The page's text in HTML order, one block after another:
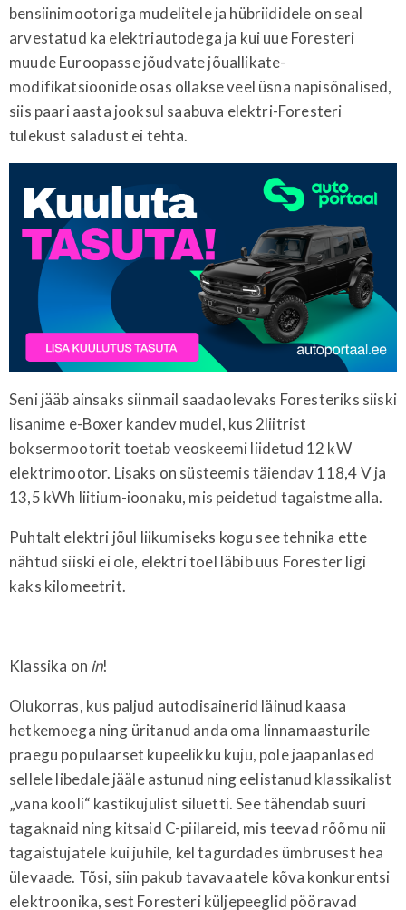
bensiinimootoriga mudelitele ja hübriididele on seal
arvestatud ka elektriautodega ja kui uue Foresteri
muude Euroopasse jõudvate jõuallikate-
modifikatsioonide osas ollakse veel üsna napisõnalised,
siis paari aasta jooksul saabuva elektri-Foresteri
tulekust saladust ei tehta.
Seni jääb ainsaks siinmail saadaolevaks Foresteriks siiski
lisanime e-Boxer kandev mudel, kus 2liitrist
boksermootorit toetab veoskeemi liidetud 12 kW
elektrimootor. Lisaks on süsteemis täiendav 118,4 V ja
13,5 kWh liitium-ioonaku, mis peidetud tagaistme alla.
Puhtalt elektri jõul liikumiseks kogu see tehnika ette
nähtud siiski ei ole, elektri toel läbib uus Forester ligi
kaks kilomeetrit.
Klassika on in!
Olukorras, kus paljud autodisainerid läinud kaasa
hetkemoega ning üritanud anda oma linnamaasturile
praegu populaarset kupeelikku kuju, pole jaapanlased
sellele libedale jääle astunud ning eelistanud klassikalist
„vana kooli“ kastikujulist siluetti. See tähendab suuri
tagaknaid ning kitsaid C-piilareid, mis teevad rõõmu nii
tagaistujatele kui juhile, kel tagurdades ümbrusest hea
ülevaade. Tõsi, siin pakub tavavaatele kõva konkurentsi
elektroonika, sest Foresteri küljepeeglid pööravad